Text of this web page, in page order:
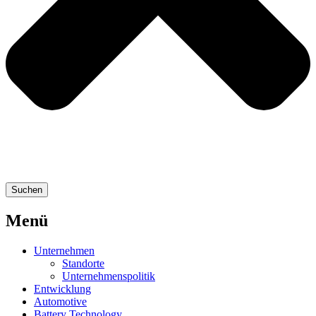
Suchen
Menü
Unternehmen
Standorte
Unternehmenspolitik
Entwicklung
Automotive